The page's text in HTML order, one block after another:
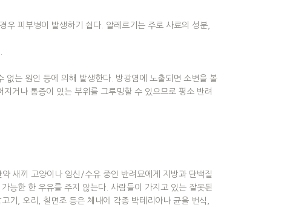
피부병이 발생하기 쉽다. 알레르기는 주로 사료의 성분,
없는 원인 등에 의해 발생한다. 방광염에 노출되면 소변을 볼
거나 통증이 있는 부위를 그루밍할 수 있으므로 평소 반려
새끼 고양이나 임신/수유 중인 반려묘에게 지방과 단백질
능한 한 우유를 주지 않는다. 사람들이 가지고 있는 잘못된
기, 오리, 칠면조 등은 체내에 각종 박테리아나 균을 번식,